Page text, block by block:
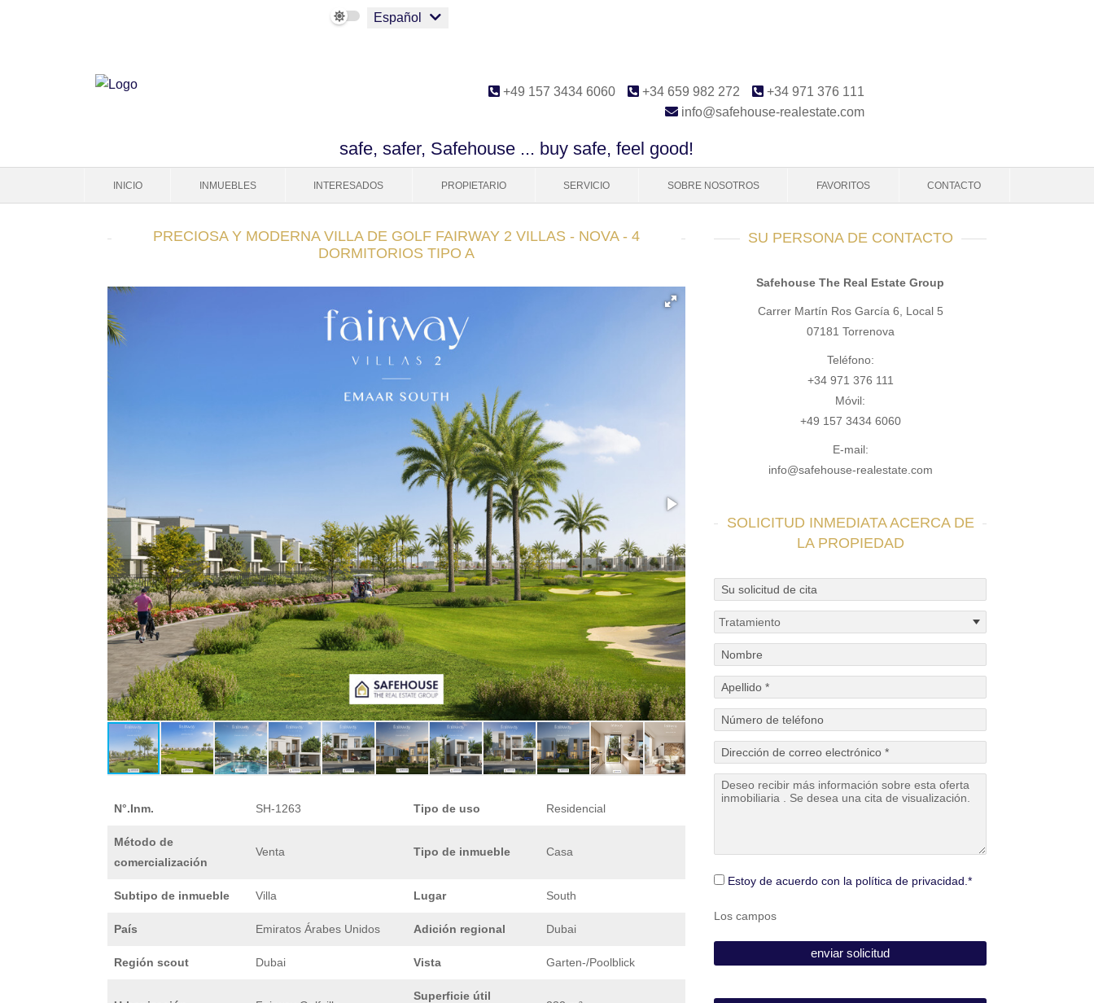
Español
+49 157 3434 6060 +34 659 982 272
+34 971 376 111
info@safehouse-realestate.com
safe, safer, Safehouse ... buy safe, feel good!
INICIO INMUEBLES INTERESADOS PROPIETARIO SERVICIO SOBRE NOSOTROS FAVORITOS CONTACTO
PRECIOSA Y MODERNA VILLA DE GOLF FAIRWAY 2 VILLAS - NOVA - 4
DORMITORIOS TIPO A
N°.Inm. SH-1263 Tipo de uso Residencial
Método de
comercialización
Venta Tipo de inmueble Casa
Subtipo de inmueble Villa Lugar South
País Emiratos Árabes Unidos Adición regional Dubai
Región scout Dubai Vista Garten-/Poolblick
Superficie útil
SU PERSONA DE CONTACTO
Safehouse The Real Estate Group
Carrer Martín Ros García 6, Local 5
07181 Torrenova
Teléfono:
+34 971 376 111
Móvil:
+49 157 3434 6060
E-mail:
info@safehouse-realestate.com
SOLICITUD INMEDIATA ACERCA DE
LA PROPIEDAD
Estoy de acuerdo con la política de privacidad.*
Los campos